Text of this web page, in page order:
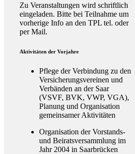
Zu Veranstaltungen wird schriftlich
eingeladen. Bitte bei Teilnahme um
vorherige Info an den TPL tel. oder
per Mail.
Aktivitäten der Vorjahre
Pflege der Verbindung zu den
Versicherungsvereinen und
Verbänden an der Saar
(VSVF, BVK, VWP, VGA),
Planung und Organisation
gemeinsamer Aktivitäten
Organisation der Vorstands-
und Beiratsversammlung im
Jahr 2004 in Saarbrücken